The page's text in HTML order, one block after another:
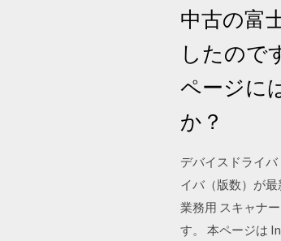
中古の富
したので
ページに
か？
デバイスドライ
イバ（版数）が
業務用 スキャナ
す。 本ページは